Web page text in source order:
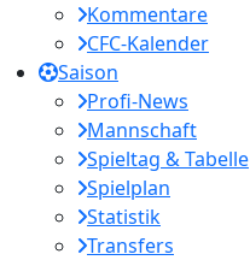
Kommentare
CFC-Kalender
Saison
Profi-News
Mannschaft
Spieltag & Tabelle
Spielplan
Statistik
Transfers